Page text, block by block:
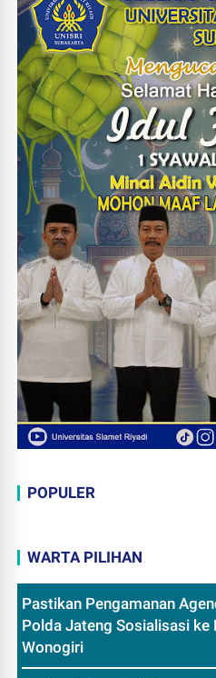
POPULER
WARTA PILIHAN
Pastikan Pengamanan
Polda Jateng Sosialisasi ke
Wonogiri